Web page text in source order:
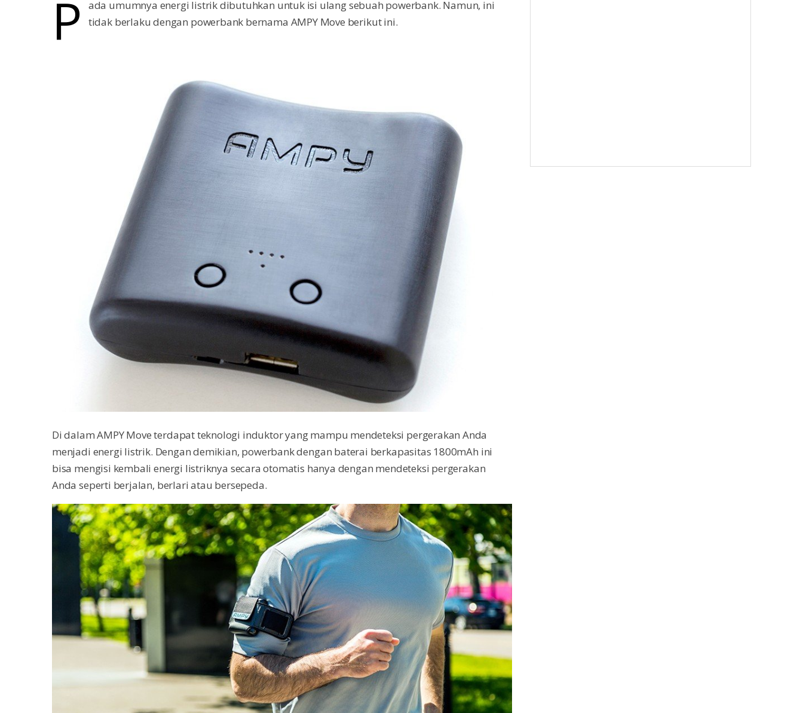
P
ada umumnya energi listrik dibutuhkan untuk isi ulang sebuah powerbank. Namun, ini
tidak berlaku dengan powerbank bernama AMPY Move berikut ini.
Di dalam AMPY Move terdapat teknologi induktor yang mampu mendeteksi pergerakan Anda
menjadi energi listrik. Dengan demikian, powerbank dengan baterai berkapasitas 1800mAh ini
bisa mengisi kembali energi listriknya secara otomatis hanya dengan mendeteksi pergerakan
Anda seperti berjalan, berlari atau bersepeda.